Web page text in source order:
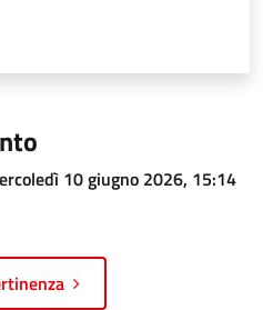
10 giugno 2026, 15:14